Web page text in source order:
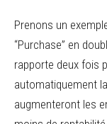
Prenons un
“Purchase” en
rapporte deux fois
automatiquement
augmenteront les